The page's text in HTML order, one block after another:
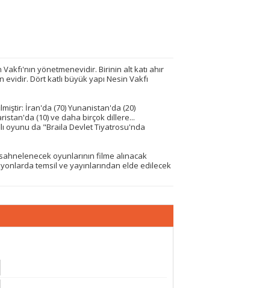
yönetmenevidir. Birinin alt katı ahır
Dört katlı büyük yapı Nesin Vakfı
İran'da (70) Yunanistan'da (20)
(10) ve daha birçok dillere...
oyunu da "Braila Devlet Tiyatrosu'nda
oyunlarının filme alınacak
temsil ve yayınlarından elde edilecek